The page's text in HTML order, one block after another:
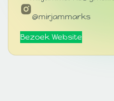
@mirjammarks
Bezoek Website